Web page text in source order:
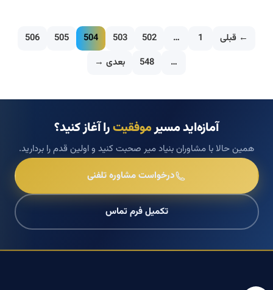
← قبلی 1
…
502
503
504
505
506
…
548 بعدی →
آمازه‌اید مسیرموفقیترا آغاز کنید؟
همین حالا با مشاوران بنیاد میر صحبت کنید و اولین قدم را بردارید.
درخواست مشاوره تلفنی
تکمیل فرم تماس